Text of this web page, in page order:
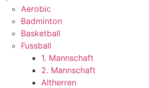
Aerobic
Badminton
Basketball
Fussball
1. Mannschaft
2. Mannschaft
Altherren